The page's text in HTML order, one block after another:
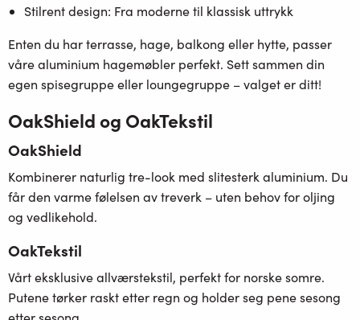
Stilrent design: Fra moderne til klassisk uttrykk
Enten du har terrasse, hage, balkong eller hytte, passer
vårealuminium hagemøbler perfekt. Sett sammen din
egen spisegruppeeller loungegruppe – valget er ditt!
OakShield og OakTekstil
OakShield
Kombinerer naturlig tre-look med slitesterk aluminium. Du
får den varme følelsen av treverk – uten behov for oljing
og vedlikehold.
OakTekstil
Vårt eksklusive allværstekstil, perfekt for norske somre.
Putene tørker raskt etter regn og holder seg pene sesong